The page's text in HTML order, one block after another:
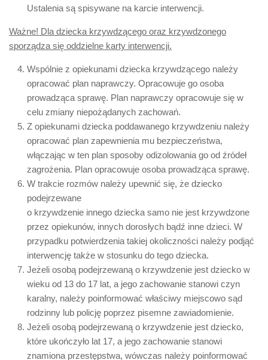
Ustalenia są spisywane na karcie interwencji.
Ważne! Dla dziecka krzywdzącego oraz krzywdzonego
sporządza się oddzielne karty interwencji.
Wspólnie z opiekunami dziecka krzywdzącego należy
opracować plan naprawczy. Opracowuje go osoba
prowadząca sprawę. Plan naprawczy opracowuje się w
celu zmiany niepożądanych zachowań.
Z opiekunami dziecka poddawanego krzywdzeniu należy
opracować plan zapewnienia mu bezpieczeństwa,
włączając w ten plan sposoby odizolowania go od źródeł
zagrożenia. Plan opracowuje osoba prowadząca sprawę.
W trakcie rozmów należy upewnić się, że dziecko
podejrzewane
o krzywdzenie innego dziecka samo nie jest krzywdzone
przez opiekunów, innych dorosłych bądź inne dzieci. W
przypadku potwierdzenia takiej okoliczności należy podjąć
interwencję także w stosunku do tego dziecka.
Jeżeli osobą podejrzewaną o krzywdzenie jest dziecko w
wieku od 13 do 17 lat, a jego zachowanie stanowi czyn
karalny, należy poinformować właściwy miejscowo sąd
rodzinny lub policję poprzez pisemne zawiadomienie.
Jeżeli osobą podejrzewaną o krzywdzenie jest dziecko,
które ukończyło lat 17, a jego zachowanie stanowi
znamiona przestępstwa, wówczas należy poinformować